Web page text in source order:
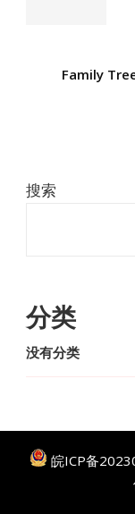
Family
搜索
分类
没有分类
皖ICP备